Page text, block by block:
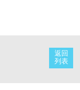
返回
列表